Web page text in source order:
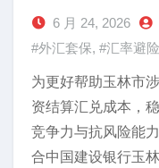
6 月 24, 2026
#外汇套保, #汇率避险
为更好帮助玉林市
资结算汇兑成本，
竞争力与抗风险能
合中国建设银行玉